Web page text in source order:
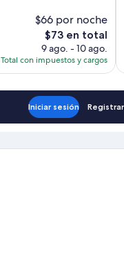
$66 por noche
El
precio
actual
es
$73
$73 en total
9 ago. - 10 ago.
Total con impuestos y cargos
Iniciar sesión